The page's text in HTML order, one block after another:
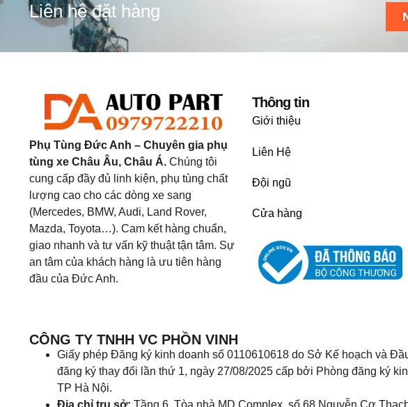
Liên hệ đặt hàng
Phụ Tùng Đức Anh – Chuyên gia phụ
tùng xe Châu Âu, Châu Á. Chúng tôi
cung cấp đầy đủ linh kiện, phụ tùng chất
lượng cao cho các dòng xe sang
(Mercedes, BMW, Audi, Land Rover,
Mazda, Toyota…). Cam kết hàng chuẩn,
giao nhanh và tư vấn kỹ thuật tận tâm. Sự
an tâm của khách hàng là ưu tiên hàng
đầu của Đức Anh.
Thông tin
Giới thiệu
Liên Hệ
Đội ngũ
Cửa hàng
CÔNG TY TNHH VC PHỒN VINH
Giấy phép Đăng ký kinh doanh số 0110610618 do Sở Kế hoạch và
đăng ký thay đổi lần thứ 1, ngày 27/08/2025 cấp bởi Phòng đăng ký
TP Hà Nội.
Địa chỉ trụ sở: Tầng 6, Tòa nhà MD Complex, số 68 Nguyễn Cơ